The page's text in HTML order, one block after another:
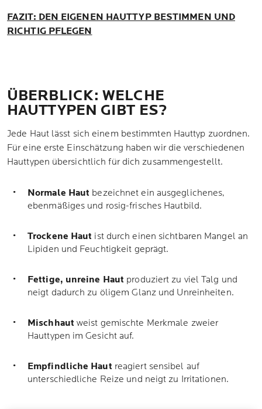
FAZIT: DEN EIGENEN HAUTTYP BESTIMMEN UND
RICHTIG PFLEGEN
ÜBERBLICK: WELCHE
HAUTTYPEN GIBT ES?
Jede Haut lässt sich einem bestimmten Hauttyp zuordnen.
Für eine erste Einschätzung haben wir die verschiedenen
Hauttypen übersichtlich für dich zusammengestellt.
Normale Haut bezeichnet ein ausgeglichenes,
ebenmäßiges und rosig-frisches Hautbild.
Trockene Haut ist durch einen sichtbaren Mangel an
Lipiden und Feuchtigkeit geprägt.
Fettige, unreine Haut produziert zu viel Talg und
neigt dadurch zu öligem Glanz und Unreinheiten.
Mischhaut weist gemischte Merkmale zweier
Hauttypen im Gesicht auf.
Empfindliche Haut reagiert sensibel auf
unterschiedliche Reize und neigt zu Irritationen.